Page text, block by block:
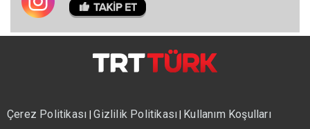
Çerez Politikası|Gizlilik Politikası| Kullanım Koşulları